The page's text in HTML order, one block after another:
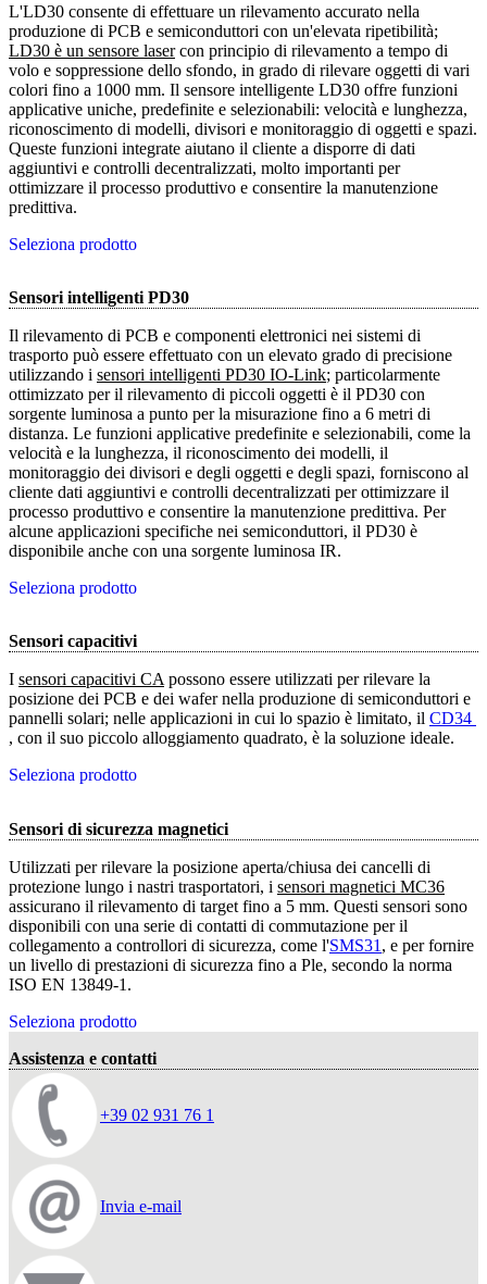
L'LD30 consente di effettuare un rilevamento accurato nella
produzione di PCB e semiconduttori con un'elevata ripetibilità;
LD30 è un sensore lasercon principio di rilevamento a tempo di
volo e soppressione dello sfondo, in grado di rilevare oggetti di vari
colori fino a 1000 mm. Il sensore intelligente LD30 offre funzioni
applicative uniche, predefinite e selezionabili: velocità e lunghezza,
riconoscimento di modelli, divisori e monitoraggio di oggetti e spazi.
Queste funzioni integrate aiutano il cliente a disporre di dati
aggiuntivi e controlli decentralizzati, molto importanti per
ottimizzare il processo produttivo e consentire la manutenzione
predittiva.
Seleziona prodotto
Sensori intelligenti PD30
Il rilevamento di PCB e componenti elettronici nei sistemi di
trasporto può essere effettuato con un elevato grado di precisione
utilizzando i sensori intelligenti PD30 IO-Link; particolarmente
ottimizzato per il rilevamento di piccoli oggetti è il PD30 con
sorgente luminosa a punto per la misurazione fino a 6 metri di
distanza. Le funzioni applicative predefinite e selezionabili, come la
velocità e la lunghezza, il riconoscimento dei modelli, il
monitoraggio dei divisori e degli oggetti e degli spazi, forniscono al
cliente dati aggiuntivi e controlli decentralizzati per ottimizzare il
processo produttivo e consentire la manutenzione predittiva. Per
alcune applicazioni specifiche nei semiconduttori, il PD30 è
disponibile anche con una sorgente luminosa IR.
Seleziona prodotto
Sensori capacitivi
I sensori capacitivi CA possono essere utilizzati per rilevare la
posizione dei PCB e dei wafer nella produzione di semiconduttori e
pannelli solari; nelle applicazioni in cui lo spazio è limitato, il CD34
, con il suo piccolo alloggiamento quadrato, è la soluzione ideale.
Seleziona prodotto
Sensori di sicurezza magnetici
Utilizzati per rilevare la posizione aperta/chiusa dei cancelli di
protezione lungo i nastri trasportatori, i sensori magnetici MC36
assicurano il rilevamento di target fino a 5 mm. Questi sensori sono
disponibili con una serie di contatti di commutazione per il
collegamento a controllori di sicurezza, come l'SMS31 , e per fornire
un livello di prestazioni di sicurezza fino a Ple, secondo la norma
ISO EN 13849-1.
Seleziona prodotto
Assistenza e contatti
+39 02 931 76 1
Invia e-mail